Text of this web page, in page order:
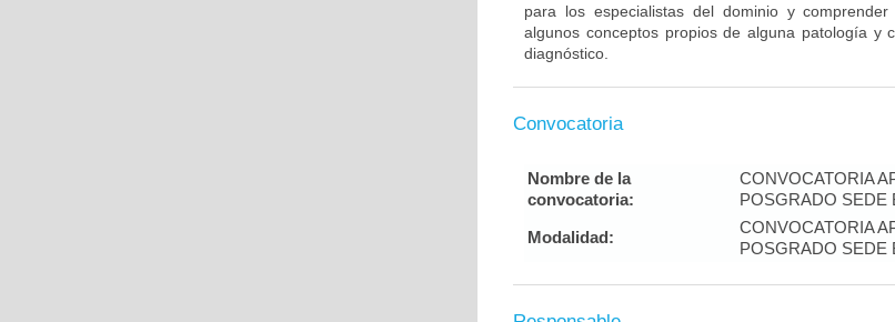
para los especialistas del dominio y
algunos conceptos propios de alguna patología y
diagnóstico.
Convocatoria
Nombre de la
convocatoria:
CONVOCATORIA
POSGRADO SEDE
Modalidad:
CONVOCATORIA
POSGRADO SEDE